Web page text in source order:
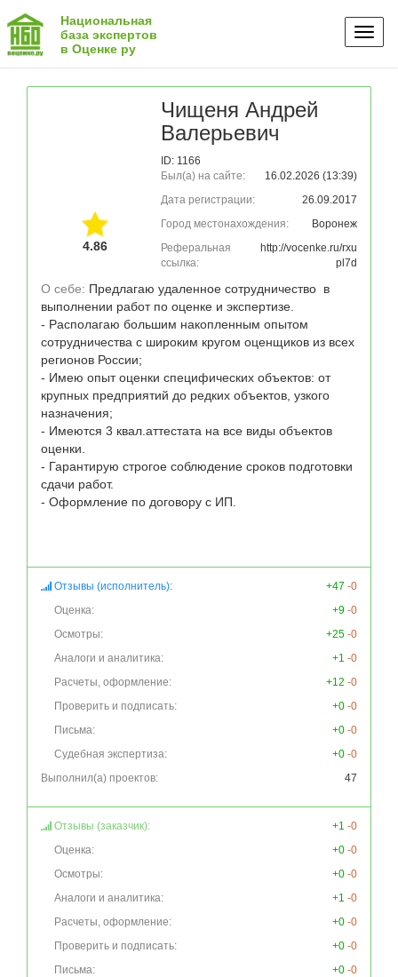
Национальная
база экспертов
в Оценке ру
4.86
Чищеня Андрей
Валерьевич
ID: 1166
Был(а) на сайте:
16.02.2026 (13:39)
Дата регистрации:
26.09.2017
Город местонахождения:
Воронеж
Реферальная
ссылка:
http://vocenke.ru/rxu
pl7d
О себе: Предлагаю удаленное сотрудничество  в
выполнении работ по оценке и экспертизе.
- Располагаю большим накопленным опытом
сотрудничества с широким кругом оценщиков из всех
регионов России;
- Имею опыт оценки специфических объектов: от
крупных предприятий до редких объектов, узкого
назначения;
- Имеются 3 квал.аттестата на все виды объектов
оценки.
- Гарантирую строгое соблюдение сроков подготовки
сдачи работ.
- Оформление по договору с ИП.
Отзывы (исполнитель): +47 -0
Оценка:
+9 -0
Осмотры:
+25 -0
Аналоги и аналитика:
+1 -0
Расчеты, оформление:
+12 -0
Проверить и подписать:
+0 -0
Письма:
+0 -0
Судебная экспертиза:
+0 -0
Выполнил(а) проектов:
47
Отзывы (заказчик): +1 -0
Оценка:
+0 -0
Осмотры:
+0 -0
Аналоги и аналитика:
+1 -0
Расчеты, оформление:
+0 -0
Проверить и подписать:
+0 -0
Письма:
+0 -0